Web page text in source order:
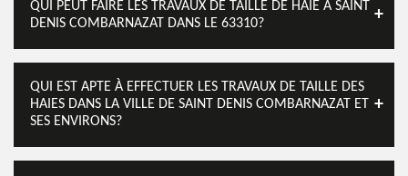
QUI PEUT FAIRE LES TRAVAUX DE TAILLE DE HAIE À SAINT
DENIS COMBARNAZAT DANS LE 63310?
QUI EST APTE À EFFECTUER LES TRAVAUX DE TAILLE DES
HAIES DANS LA VILLE DE SAINT DENIS COMBARNAZAT ET
SES ENVIRONS?